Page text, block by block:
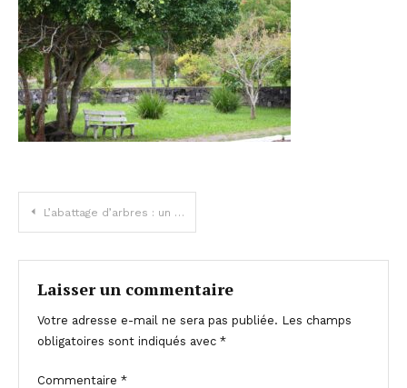
Navigation
de
l’article
L’abattage d’arbres : un danger pour la biodiversité ?
Laisser un commentaire
Votre adresse e-mail ne sera pas publiée. Les champs
obligatoires sont indiqués avec *
Commentaire *